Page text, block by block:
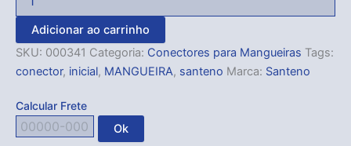
Adicionar ao carrinho
SKU: 000341 Categoria: Conectores para Mangueiras Tags:
conector, inicial, MANGUEIRA, santeno Marca: Santeno
Calcular Frete
Ok